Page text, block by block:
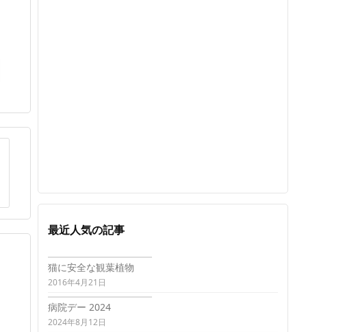
最近人気の記事
猫に安全な観葉植物
2016年4月21日
病院デー 2024
2024年8月12日